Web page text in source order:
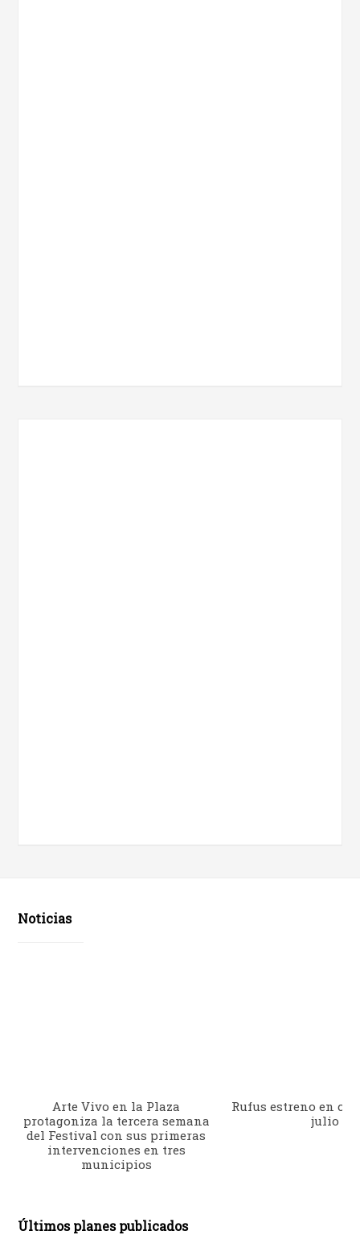
Noticias
Arte Vivo en la Plaza
protagoniza la tercera semana
del Festival con sus primeras
intervenciones en tres
municipios
Rufus estreno en
julio
Últimos planes publicados